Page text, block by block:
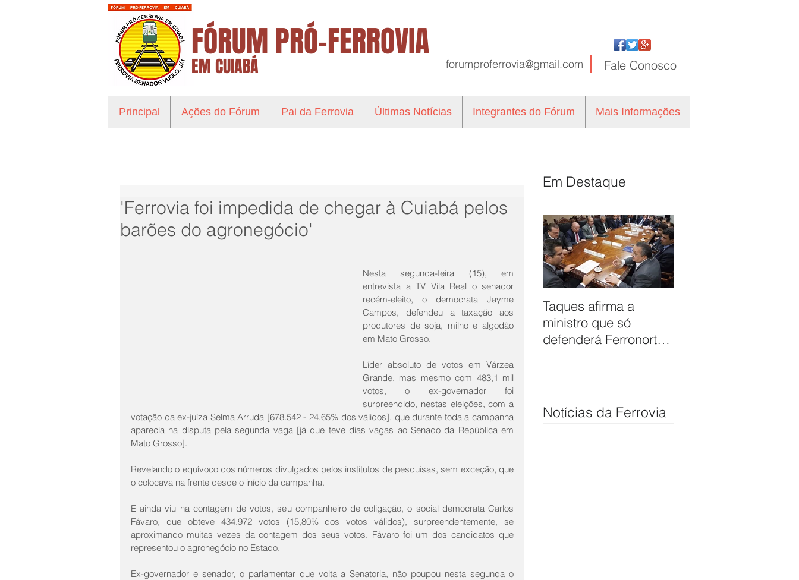
FÓRUM PRÓ-FERROVIA
EM CUIABÁ forumproferrovia@gmail.com Fale Conosco
Principal Ações do Fórum Pai da Ferrovia Últimas Notícias Integrantes do Fórum Mais Informações
'Ferrovia foi impedida de chegar à Cuiabá pelos
barões do agronegócio'
Nesta segunda-feira (15), em
entrevista a TV Vila Real o senador
recém-eleito, o democrata Jayme
Campos, defendeu a taxação aos
produtores de soja, milho e algodão
em Mato Grosso.
Líder absoluto de votos em Várzea
Grande, mas mesmo com 483,1 mil
votos, o ex-governador foi
surpreendido, nestas eleições, com a
votação da ex-juíza Selma Arruda [678.542 - 24,65% dos válidos], que durante toda a campanha
aparecia na disputa pela segunda vaga [já que teve dias vagas ao Senado da República em
Mato Grosso].
Revelando o equívoco dos números divulgados pelos institutos de pesquisas, sem exceção, que
o colocava na frente desde o início da campanha.
E ainda viu na contagem de votos, seu companheiro de coligação, o social democrata Carlos
Fávaro, que obteve 434.972 votos (15,80% dos votos válidos), surpreendentemente, se
aproximando muitas vezes da contagem dos seus votos. Fávaro foi um dos candidatos que
representou o agronegócio no Estado.
Ex-governador e senador, o parlamentar que volta a Senatoria, não poupou nesta segunda o
Em Destaque
Taques afirma a
ministro que só
defenderá Ferronorte
Notícias da Ferrovia